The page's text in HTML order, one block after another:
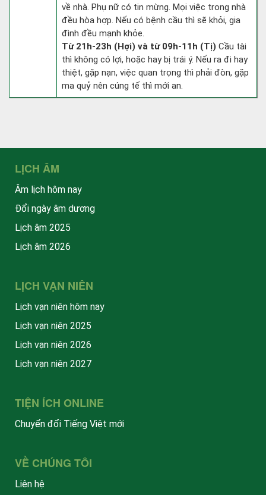
về nhà. Phụ nữ có tin mừng. Mọi việc trong nhà
đều hòa hợp. Nếu có bệnh cầu thì sẽ khỏi, gia
đình đều mạnh khỏe.
Từ 21h-23h (Hợi) và từ 09h-11h (Tị) Cầu tài
thì không có lợi, hoặc hay bị trái ý. Nếu ra đi hay
thiệt, gặp nạn, việc quan trọng thì phải đòn, gặp
ma quỷ nên cúng tế thì mới an.
LỊCH ÂM
Âm lịch hôm nay
Đổi ngày âm dương
Lịch âm 2025
Lịch âm 2026
LỊCH VẠN NIÊN
Lịch vạn niên hôm nay
Lịch vạn niên 2025
Lịch vạn niên 2026
Lịch vạn niên 2027
TIỆN ÍCH ONLINE
Chuyển đổi Tiếng Việt mới
VỀ CHÚNG TÔI
Liên hệ